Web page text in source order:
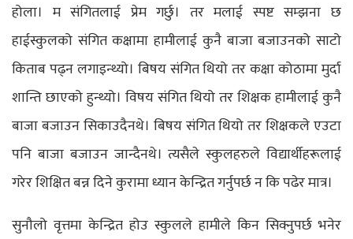
होला। म संगितलाई प्रेम गर्छु। तर मलाई स्पष्ट सम्झना छ
हाईस्कुलको संगित कक्षामा हामीलाई कुनै बाजा बजाउनको साटो
किताब पढ्न लगाइन्थ्यो। बिषय संगित थियो तर कक्षा कोठामा मुर्दा
शान्ति छाएको हुन्थ्यो। विषय संगित थियो तर शिक्षक हामीलाई कुनै
बाजा बजाउन सिकाउदैनथे। बिषय संगित थियो तर शिक्षकले एउटा
पनि बाजा बजाउन जान्दैनथे। त्यसैले स्कुलहरुले विद्यार्थीहरूलाई
गरेर शिक्षित बन्न दिने कुरामा ध्यान केन्द्रित गर्नुपर्छ न कि पढेर मात्र।
सुनौलो वृत्तमा केन्द्रित होउ स्कुलले हामीले किन सिक्नुपर्छ भनेर